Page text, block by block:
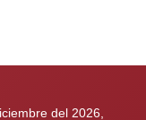
del 2026,